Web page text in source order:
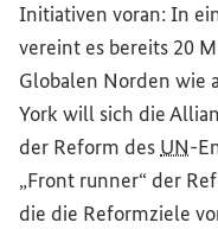
Initiativen voran: In
vereint es bereits 20
Globalen Norden wie
York will sich die
der Reform des UN-
„Front runner“ der
die die Reformziele